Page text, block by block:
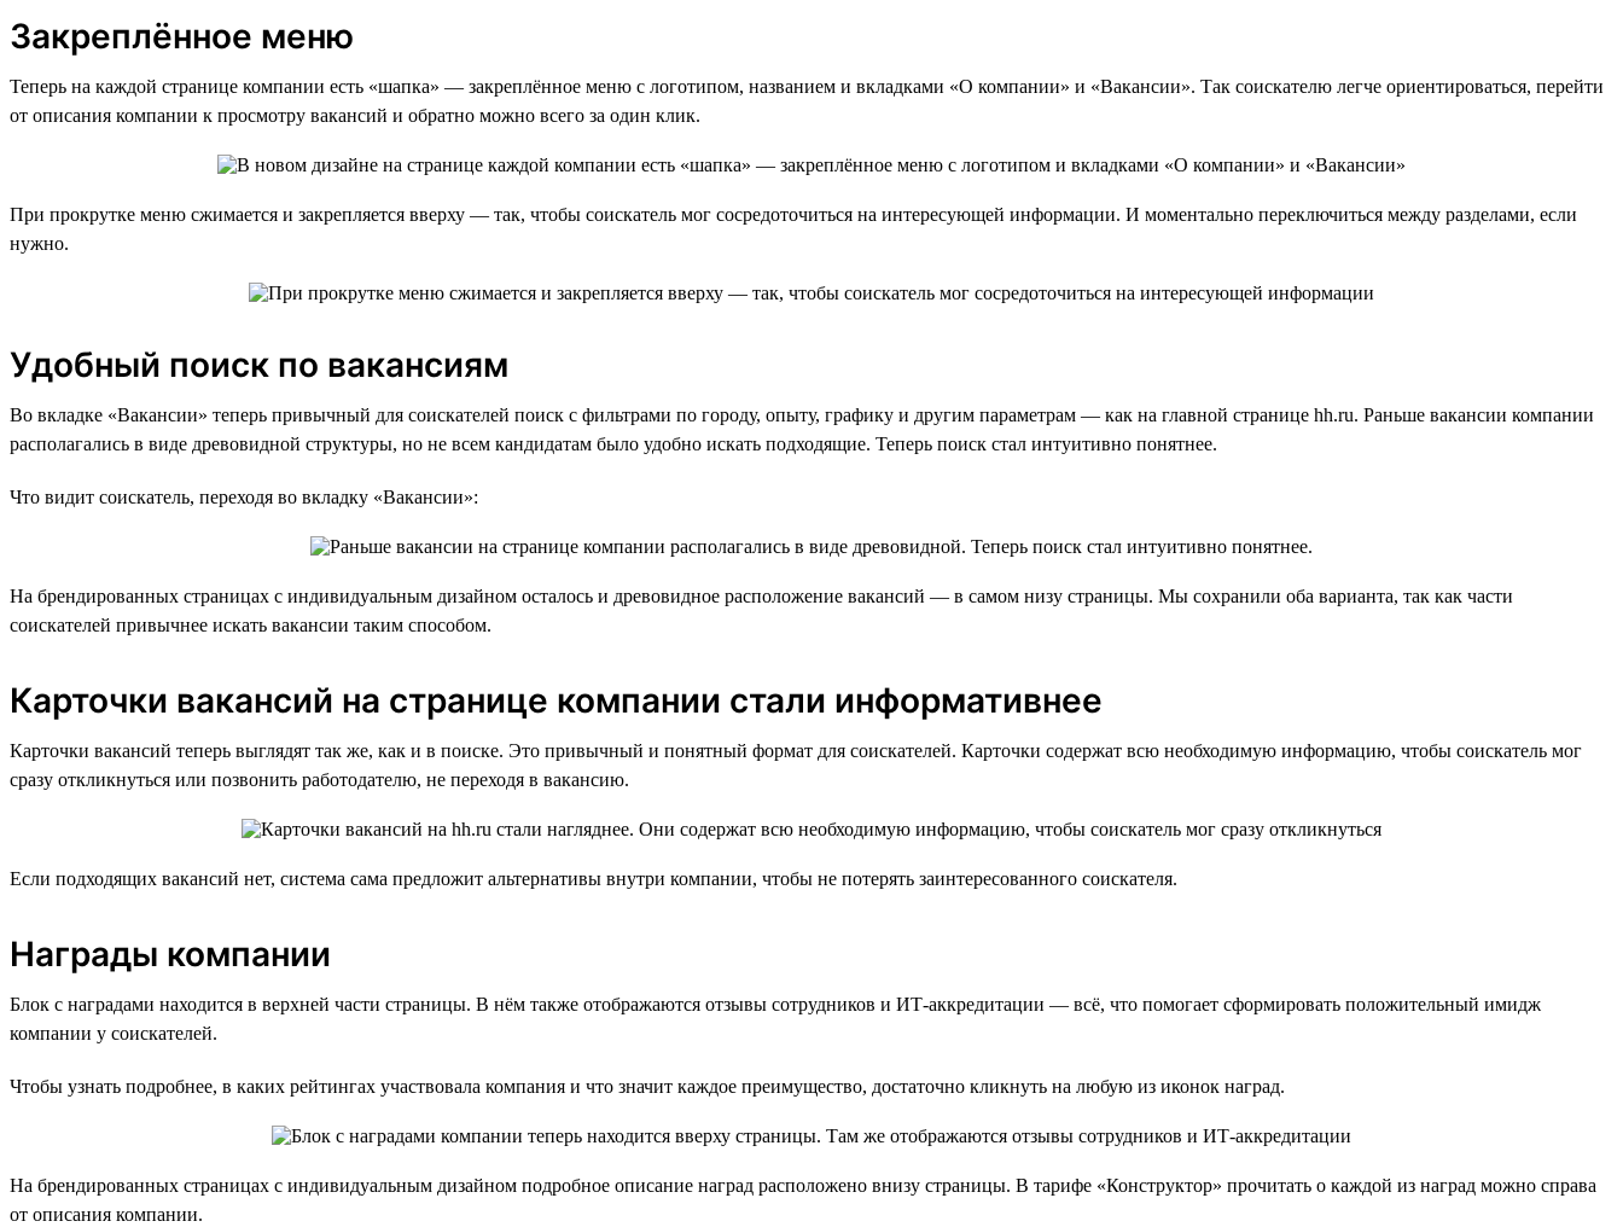
Закреплённое меню
Теперь на каждой странице компании есть «шапка» — закреплённое меню с логотипом, названием и вкладками «О компании» и «Вакансии». Так соискателю легче ориентироваться, перейти
от описания компании к просмотру вакансий и обратно можно всего за один клик.
При прокрутке меню сжимается и закрепляется вверху — так, чтобы соискатель мог сосредоточиться на интересующей информации. И моментально переключиться между разделами, если
нужно.
Удобный поиск по вакансиям
Во вкладке «Вакансии» теперь привычный для соискателей поиск с фильтрами по городу, опыту, графику и другим параметрам — как на главной странице hh.ru. Раньше вакансии компании
располагались в виде древовидной структуры, но не всем кандидатам было удобно искать подходящие. Теперь поиск стал интуитивно понятнее.
Что видит соискатель, переходя во вкладку «Вакансии»:
На брендированных страницах с индивидуальным дизайном осталось и древовидное расположение вакансий — в самом низу страницы. Мы сохранили оба варианта, так как части
соискателей привычнее искать вакансии таким способом.
Карточки вакансий на странице компании стали информативнее
Карточки вакансий теперь выглядят так же, как и в поиске. Это привычный и понятный формат для соискателей. Карточки содержат всю необходимую информацию, чтобы соискатель мог
сразу откликнуться или позвонить работодателю, не переходя в вакансию.
Если подходящих вакансий нет, система сама предложит альтернативы внутри компании, чтобы не потерять заинтересованного соискателя.
Награды компании
Блок с наградами находится в верхней части страницы. В нём также отображаются отзывы сотрудников и ИТ-аккредитации — всё, что помогает сформировать положительный имидж
компании у соискателей.
Чтобы узнать подробнее, в каких рейтингах участвовала компания и что значит каждое преимущество, достаточно кликнуть на любую из иконок наград.
На брендированных страницах с индивидуальным дизайном подробное описание наград расположено внизу страницы. В тарифе «Конструктор» прочитать о каждой из наград можно справа
от описания компании.